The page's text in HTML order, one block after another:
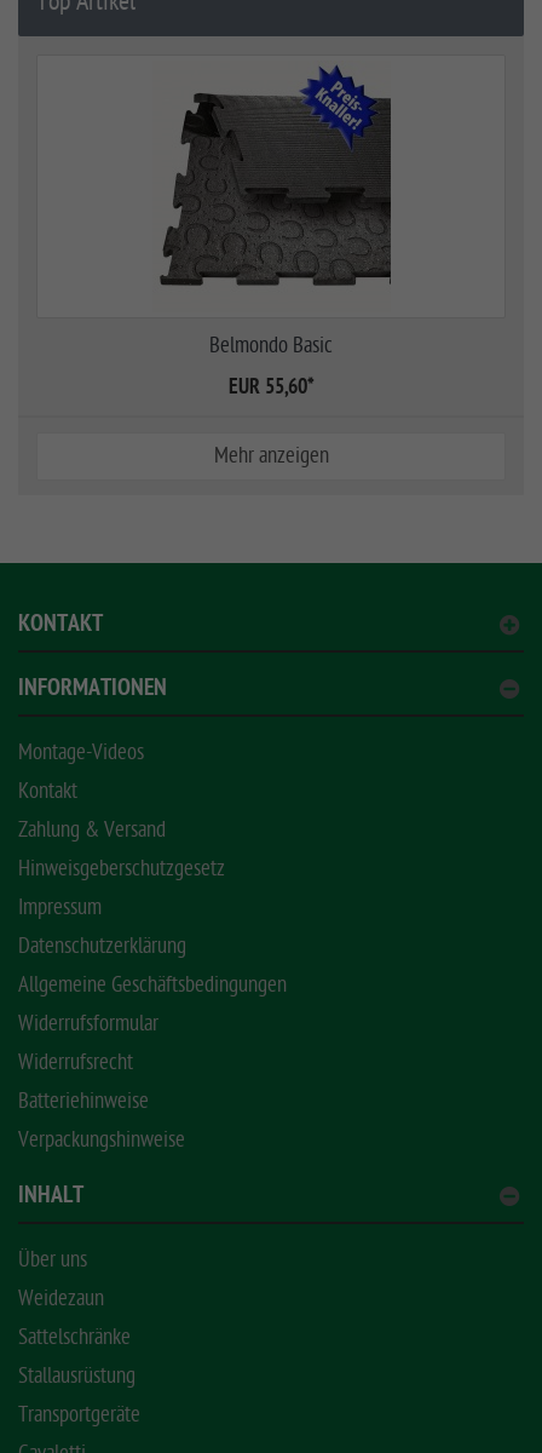
Belmondo Basic
EUR 55,60*
Mehr anzeigen
KONTAKT
INFORMATIONEN
Montage-Videos
Kontakt
Zahlung & Versand
Hinweisgeberschutzgesetz
Impressum
Datenschutzerklärung
Allgemeine Geschäftsbedingungen
Widerrufsformular
Widerrufsrecht
Batteriehinweise
Verpackungshinweise
INHALT
Über uns
Weidezaun
Sattelschränke
Stallausrüstung
Transportgeräte